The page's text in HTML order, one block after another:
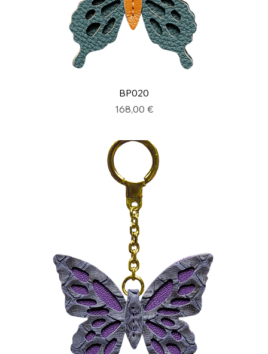
BP020
Prix
168,00 €